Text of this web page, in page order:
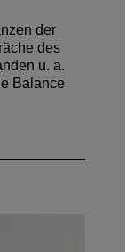
der
des
u. a.
Balance